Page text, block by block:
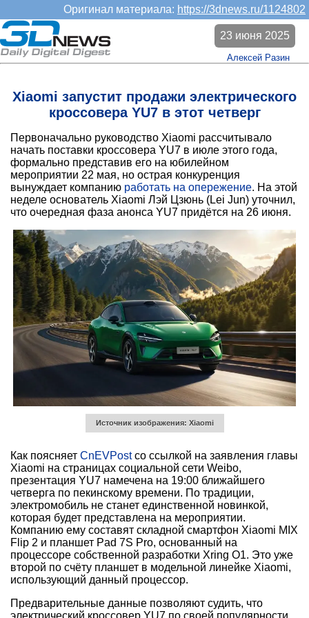
Оригинал материала: https://3dnews.ru/1124802
Xiaomi запустит продажи электрического
кроссовера YU7 в этот четверг
23 июня 2025
Алексей Разин
Первоначально руководство Xiaomi рассчитывало
начать поставки кроссовера YU7 в июле этого года,
формально представив его на юбилейном
мероприятии 22 мая, но острая конкуренция
вынуждает компанию работать на опережение. На этой
неделе основатель Xiaomi Лэй Цзюнь (Lei Jun) уточнил,
что очередная фаза анонса YU7 придётся на 26 июня.
Источник изображения: Xiaomi
Как поясняет CnEVPostсо ссылкой на заявления главы
Xiaomi на страницах социальной сети Weibo,
презентация YU7 намечена на 19:00 ближайшего
четверга по пекинскому времени. По традиции,
электромобиль не станет единственной новинкой,
которая будет представлена на мероприятии.
Компанию ему составят складной смартфон Xiaomi MIX
Flip 2 и планшет Pad 7S Pro, основанный на
процессоре собственной разработки Xring O1. Это уже
второй по счёту планшет в модельной линейке Xiaomi,
использующий данный процессор.
Предварительные данные позволяют судить, что
электрический кроссовер YU7 по своей популярности